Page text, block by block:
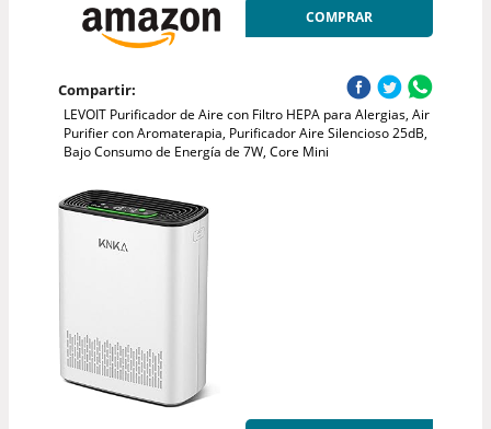
COMPRAR
Compartir:
LEVOIT Purificador de Aire con Filtro HEPA para Alergias, Air
Purifier con Aromaterapia, Purificador Aire Silencioso 25dB,
Bajo Consumo de Energía de 7W, Core Mini